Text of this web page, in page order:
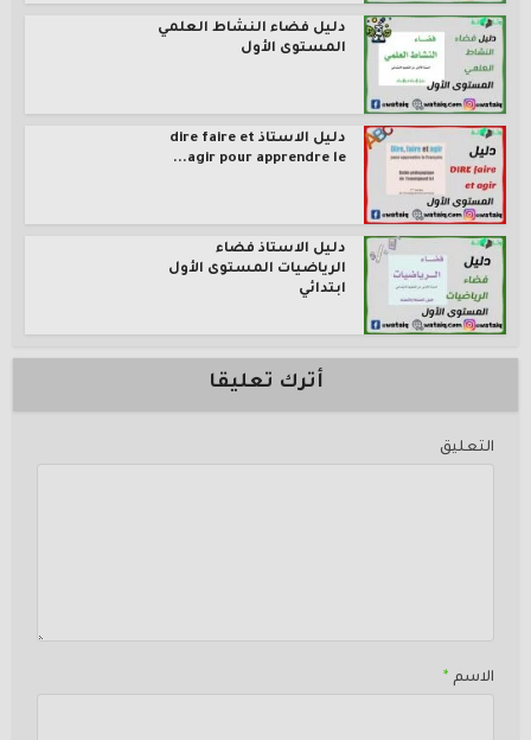
دليل فضاء النشاط العلمي
المستوى الأول
دليل الاستاذ dire faire et
agir pour apprendre le...
دليل الاستاذ فضاء
الرياضيات المستوى الأول
ابتدائي
أترك تعليقا
التعليق
الاسم *